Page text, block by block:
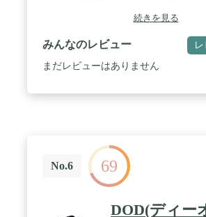
（約）幅42×奥行15×高さ15cm
（約）783g カラー：ブラッ
体：ポリエステル ベルト・ネ
ロピレン 補強板：PVC
続きを見る
みんなのレビュー
まだレビューはありません
No.6 69
DOD(ディー